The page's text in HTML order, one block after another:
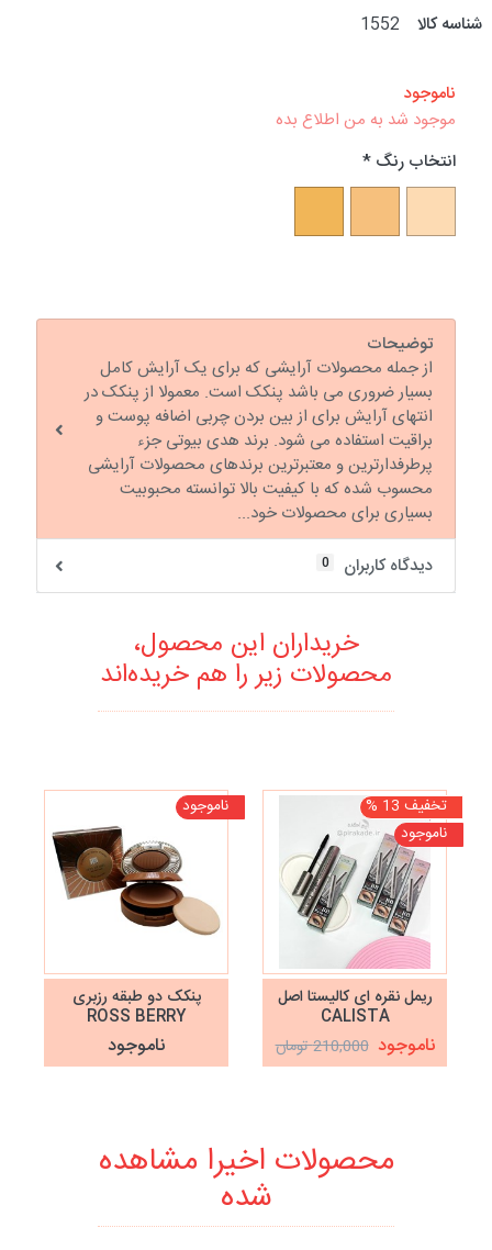
شناسه کالا
1552
ناموجود
موجود شد به من اطلاع بده
انتخاب رنگ
توضیحات
از جمله محصولات آرایشی که برای یک آرایش کامل
بسیار ضروری می باشد پنکک است. معمولا از پنکک در
انتهای آرایش برای از بین بردن چربی اضافه پوست و
براقیت استفاده می شود. برند هدی بیوتی جزء
پرطرفدارترین و معتبرترین برندهای محصولات آرایشی
محسوب شده که با کیفیت بالا توانسته محبوبیت
بسیاری برای محصولات خود...
دیدگاه کاربران
0
خریداران این محصول،
محصولات زیر را هم خریده‌اند
تخفیف 13 %
ناموجود
ریمل نقره ای کالیستا اصل
CALISTA
ناموجود 210,000 تومان
ناموجود
پنکک دو طبقه رزبری
ROSS BERRY
ناموجود
محصولات اخیرا مشاهده
شده